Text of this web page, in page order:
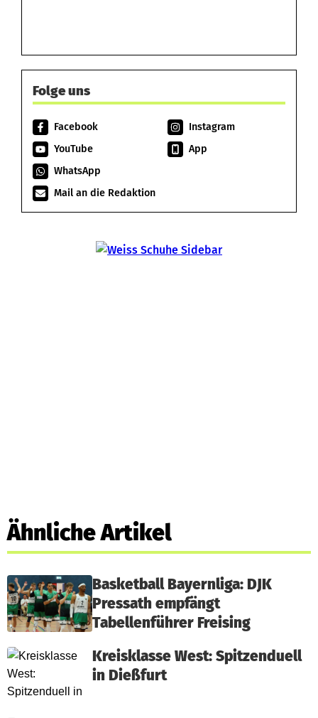
Folge uns
Facebook
Instagram
YouTube
App
WhatsApp
Mail an die Redaktion
Ähnliche Artikel
Basketball Bayernliga: DJK
Pressath empfängt
Tabellenführer Freising
Kreisklasse West: Spitzenduell
in Dießfurt